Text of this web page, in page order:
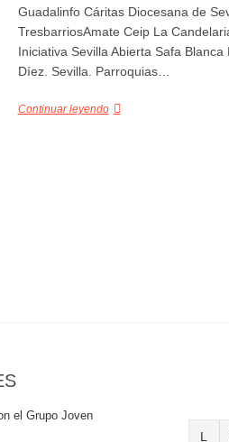
Guadalinfo Cáritas Diocesana de
TresbarriosAmate Ceip La
Iniciativa Sevilla Abierta Safa Blanca
Díez. Sevilla. Parroquias…
Continuar leyendo
el Grupo Joven
L